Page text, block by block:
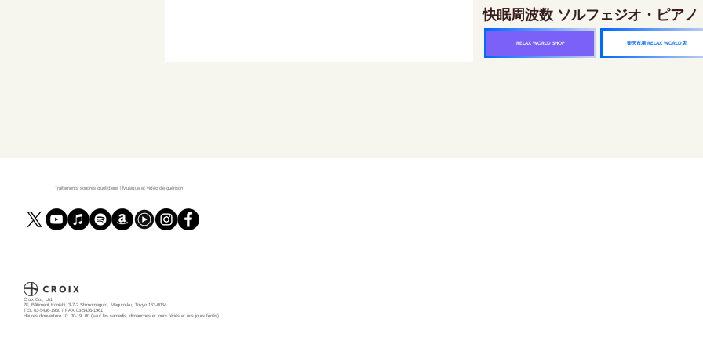
快眠周波数 ソルフェジオ・ピア
RELAX WORLD SHOP 楽天市場 RELAX WORLD店
Traitements sonores quotidiens | Musique et vidéo de guérison
Croix Co., Ltd.
7F, Bâtiment Konishi, 3-7-2 Shimomeguro, Meguro-ku, Tokyo 153-0064
TEL 03-5436-1960 / FAX 03-5436-1961
Heures d'ouverture 10: 00-19: 00 (sauf les samedis, dimanches et jours fériés et nos jours fériés)